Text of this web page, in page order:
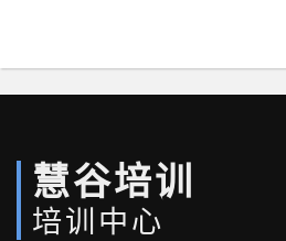
慧谷培训
培训中心